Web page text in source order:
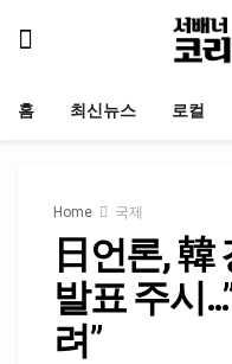
홈 최신뉴스 로컬
Home 국제
日언론, 韓
발표 주시
려”